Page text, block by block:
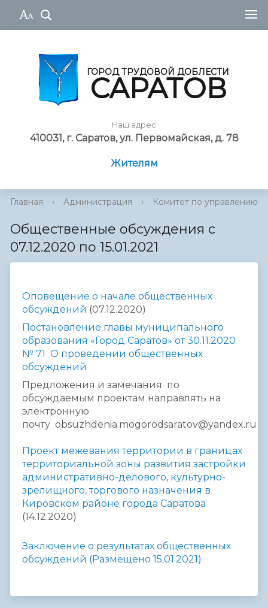
ГОРОД ТРУДОВОЙ ДОБЛЕСТИ
САРАТОВ
Наш адрес
410031, г. Саратов, ул. Первомайская, д. 78
Жителям
Главная › Администрация › Комитет по управлению
Общественные обсуждения с
07.12.2020 по 15.01.2021
Оповещение о начале общественных
обсуждений (07.12.2020)
Постановление главы муниципального
образования «Город Саратов» от 30.11.2020
№ 71 О проведении общественных
обсуждений
Предложения и замечания по
обсуждаемым проектам направлять на
электронную
почту obsuzhdenia.mogorodsaratov@yandex.ru
Проект межевания территории в границах
территориальной зоны развития застройки
административно-делового, культурно-
зрелищного, торгового назначения в
Кировском районе города Саратова
(14.12.2020)
Заключение о результатах общественных
обсуждений (Размещено 15.01.2021)